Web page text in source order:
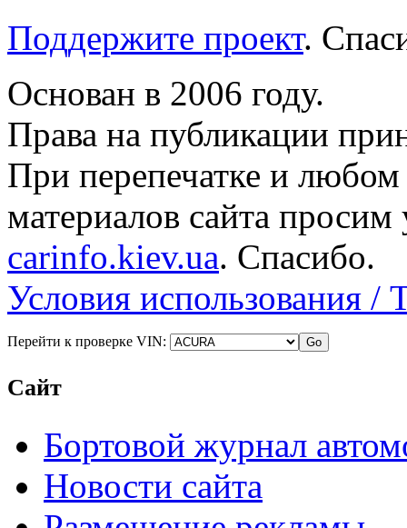
Поддержите проект.
Основан в 2006 году.
Права на публикации
При перепечатке и
материалов сайта просим
carinfo.kiev.ua. Спасибо.
Условия использования /
Перейти к проверке VIN:
Сайт
Бортовой журнал
Новости сайта